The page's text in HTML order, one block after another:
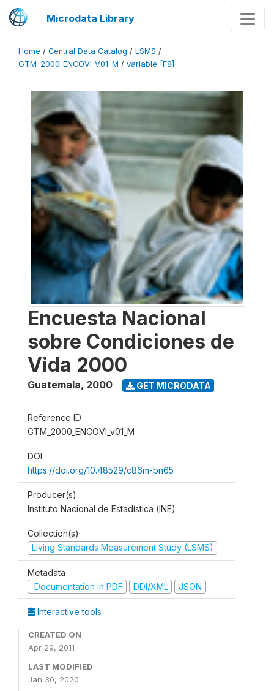
Microdata Library
Home / Central Data Catalog / LSMS /
GTM_2000_ENCOVI_V01_M / variable [F8]
Encuesta Nacional
sobre Condiciones de
Vida 2000
Guatemala, 2000 GET MICRODATA
Reference ID
GTM_2000_ENCOVI_v01_M
DOI
https://doi.org/10.48529/c86m-bn65
Producer(s)
Instituto Nacional de Estadística (INE)
Collection(s)
Living Standards Measurement Study (LSMS)
Metadata
Documentation in PDF
DDI/XML JSON
Interactive tools
CREATED ON
Apr 29, 2011
LAST MODIFIED
Jan 30, 2020